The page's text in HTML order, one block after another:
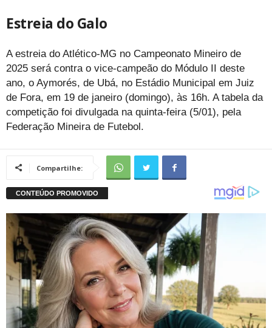
Estreia do Galo
A estreia do Atlético-MG no Campeonato Mineiro de
2025 será contra o vice-campeão do Módulo II deste
ano, o Aymorés, de Ubá, no Estádio Municipal em Juiz
de Fora, em 19 de janeiro (domingo), às 16h. A tabela da
competição foi divulgada na quinta-feira (5/01), pela
Federação Mineira de Futebol.
Compartilhe: